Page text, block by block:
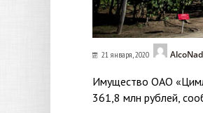
21 января, 2020
Имущество ОАО
361,8 млн рублей,